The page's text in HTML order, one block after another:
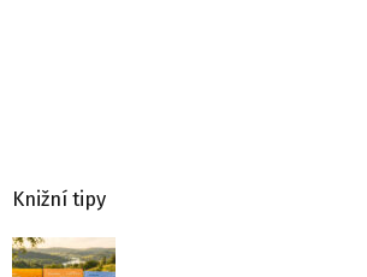
Knižní tipy